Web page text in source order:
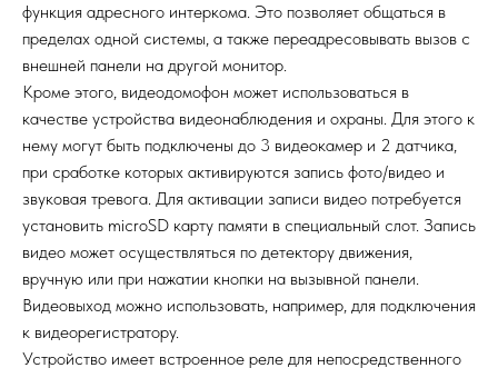
функция адресного интеркома. Это позволяет общаться в
пределах одной системы, а также переадресовывать вызов с
внешней панели на другой монитор.
Кроме этого, видеодомофон может использоваться в
качестве устройства видеонаблюдения и охраны. Для этого к
нему могут быть подключены до 3 видеокамер и 2 датчика,
при сработке которых активируются запись фото/видео и
звуковая тревога. Для активации записи видео потребуется
установить microSD карту памяти в специальный слот. Запись
видео может осуществляться по детектору движения,
вручную или при нажатии кнопки на вызывной панели.
Видеовыход можно использовать, например, для подключения
к видеорегистратору.
Устройство имеет встроенное реле для непосредственного